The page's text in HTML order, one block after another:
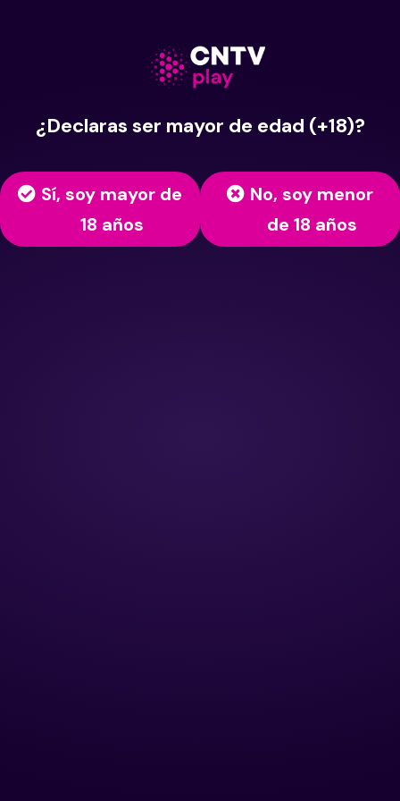
¿Declaras ser mayor de edad (+18)?
Sí, soy mayor de
18 años
No, soy menor
de 18 años